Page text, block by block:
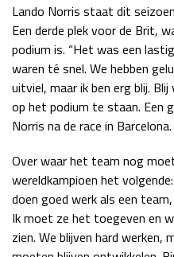
Kwalificatie
Race
LAS VEGAS GRAND PRIX
Kwalificatie
Race
GP QATAR 2026
GP ABU DHABI 2026
Kwalificatie
Race
Lando Norris staat dit
Een derde plek voor de Brit,
podium is. “Het was een
waren té snel. We hebben
uitviel, maar ik ben erg blij.
op het podium te staan. Een
Norris na de race in Barcelona.
Over waar het team nog
wereldkampioen het
doen goed werk als een
Ik moet ze het toegeven en
zien. We blijven hard werken,